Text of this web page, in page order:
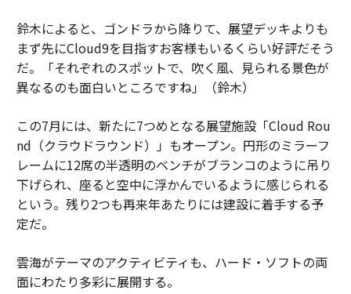
鈴木によると、ゴンドラから降りて、展望デッキよりも
まず先にCloud9を目指すお客様もいるくらい好評だそう
だ。「それぞれのスポットで、吹く風、見られる景色が
異なるのも面白いところですね」（鈴木）
この7月には、新たに7つめとなる展望施設「Cloud Rou
nd（クラウドラウンド）」もオープン。円形のミラーフ
レームに12席の半透明のベンチがブランコのように吊り
下げられ、座ると空中に浮かんでいるように感じられる
という。残り2つも再来年あたりには建設に着手する予
定だ。
雲海がテーマのアクティビティも、ハード・ソフトの両
面にわたり多彩に展開する。